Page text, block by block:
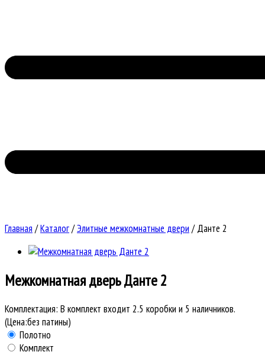
Главная /Каталог/Элитные межкомнатные двери /Данте 2
Межкомнатная дверьДанте 2
Комплектация: В комплект входит 2.5 коробки и 5 наличников.
(Цена:без патины)
Полотно
Комплект